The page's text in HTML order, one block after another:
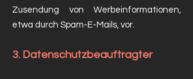
Zusendung von Werbeinformationen,
etwa durch Spam-E-Mails, vor.
3. Datenschutzbeauftragter